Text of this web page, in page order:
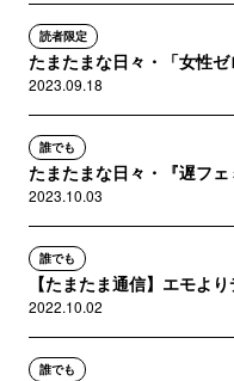
読者限定
たまたまな日々・「女性
2023.09.18
誰でも
たまたまな日々・『遅フ
2023.10.03
誰でも
【たまたま通信】エモよ
2022.10.02
誰でも